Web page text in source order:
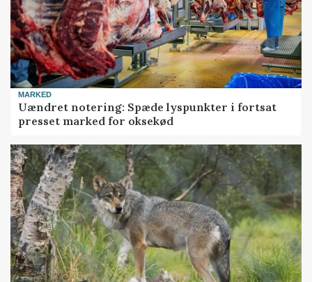
MARKED
Uændret notering: Spæde lyspunkter i fortsat
presset marked for oksekød